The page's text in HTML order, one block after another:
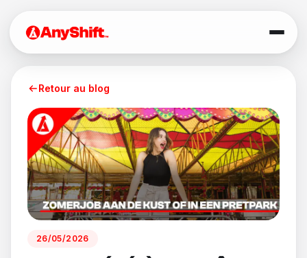
Retour au blog
26/05/2026